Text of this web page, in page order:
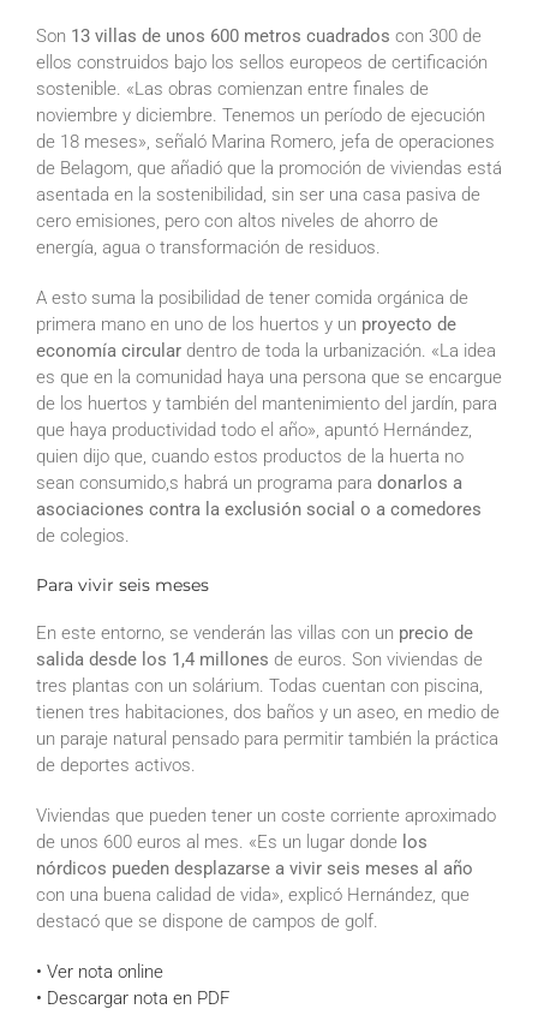
Son 13 villas de unos 600 metros cuadrados con 300 de
ellos construidos bajo los sellos europeos de certificación
sostenible. «Las obras comienzan entre finales de
noviembre y diciembre. Tenemos un período de ejecución
de 18 meses», señaló Marina Romero, jefa de operaciones
de Belagom, que añadió que la promoción de viviendas está
asentada en la sostenibilidad, sin ser una casa pasiva de
cero emisiones, pero con altos niveles de ahorro de
energía, agua o transformación de residuos.
A esto suma la posibilidad de tener comida orgánica de
primera mano en uno de los huertos y un proyecto de
economía circular dentro de toda la urbanización. «La idea
es que en la comunidad haya una persona que se encargue
de los huertos y también del mantenimiento del jardín, para
que haya productividad todo el año», apuntó Hernández,
quien dijo que, cuando estos productos de la huerta no
sean consumido,s habrá un programa para donarlos a
asociaciones contra la exclusión social o a comedores
de colegios.
Para vivir seis meses
En este entorno, se venderán las villas con un precio de
salida desde los 1,4 millones de euros. Son viviendas de
tres plantas con un solárium. Todas cuentan con piscina,
tienen tres habitaciones, dos baños y un aseo, en medio de
un paraje natural pensado para permitir también la práctica
de deportes activos.
Viviendas que pueden tener un coste corriente aproximado
de unos 600 euros al mes. «Es un lugar donde los
nórdicos pueden desplazarse a vivir seis meses al año
con una buena calidad de vida», explicó Hernández, que
destacó que se dispone de campos de golf.
• Ver nota online
• Descargar nota en PDF